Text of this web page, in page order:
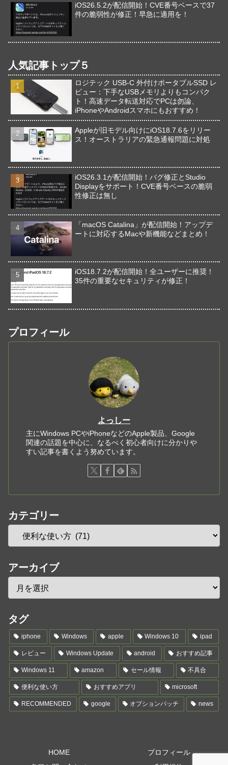
iOS26.5.2が配信開始！CVE番号ベースで37
件の脆弱性が修正！早急に適用を！
人気記事トップ５
ロジテック USB-C 外付けポータブルSSD レ
ビュー：下手なUSBメモリよりもコンパク
ト！高速データ転送対応でPCは勿論、
iPhoneやAndroidスマホにもおすすめ！
Appleが旧モデル向けにiOS18.7.6をリリー
ス！オーストラリアの緊急通報問題に対処
iOS26.3.1が配信開始！バグ修正とStudio
Displayをサポート！CVE番号ベースの脆弱
性修正は無し
「macOS Catalina」が配信開始！アップデ
ートに対応するMacや新機能などまとめ！
iOS18.7.2が配信開始！全ユーザーに推奨！
35件の重要なセキュリティが修正！
プロフィール
よっしー
主にWindows PCやiPhoneなどのApple製品、Google
関連の話題を中心に、なるべく初心者向けに分かりや
すい記事を書くよう努めています。
カテゴリー
アーカイブ
タグ
iphone Windows apple Windows 10 ipad
レビュー Windows Update android おすすめ記事
Windows 11 amazon セール情報 不具合
便利な使い方 おすすめアプリ microsoft
RECOMMENDED google オプションパッチ news
HOME
プロフィール